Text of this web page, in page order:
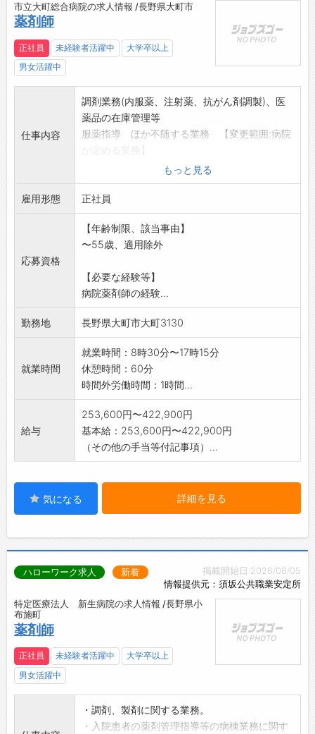
市立大町総合病院の求人情報 /長野県大町市
薬剤師
正社員 未経験者活躍中
大学卒以上
男女活躍中
仕事内容
調剤業務(内服薬、注射薬、抗がん剤調製)、医
薬品の在庫管理等
服薬指導 ほか不随する業務 【変更範囲:病院
※地方公務員法第16条に規定する欠格事項に該
当する人は受験で
きません。
もっと見る
雇用形態 正社員
応募資格
【年齢制限、該当事由】
〜55歳、適用除外
【必要な経験等】
病院薬剤師の経験...
勤務地 長野県大町市大町3130
就業時間
就業時間：8時30分〜17時15分
休憩時間：60分
時間外労働時間：1時間...
給与
253,600円〜422,900円
基本給：253,600円〜422,900円
（その他の手当等付記事項）...
気になる 詳細を見る
掲載開始日:2026/08/05
情報提供元：須坂公共職業安定所
ハローワーク求人 新着
特定医療法人 新生病院の求人情報 /長野県小
布施町
薬剤師
正社員 未経験者活躍中
大学卒以上
男女活躍中
・調剤、製剤に関する業務。
・入院患者の薬剤管理指導等の病棟業務に関す